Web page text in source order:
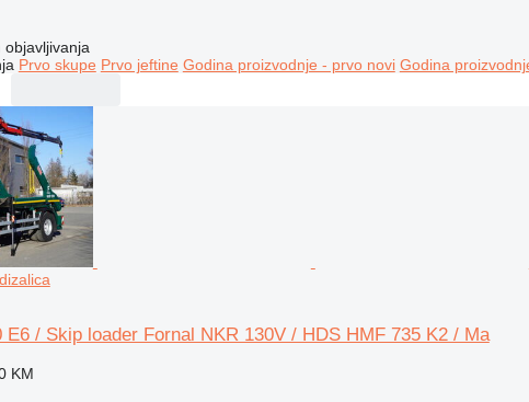
objavljivanja
Prvo skupe Prvo jeftine Godina proizvodnje - prvo novi Godina
E6 / Skip loader Fornal NKR 130V / HDS HMF 735 K2 / Ma
KM